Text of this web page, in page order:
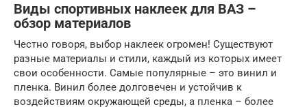
Виды спортивных наклеек для ВАЗ –
обзор материалов
Честно говоря, выбор наклеек огромен! Существуют
разные материалы и стили, каждый из которых имеет
свои особенности. Самые популярные – это винил и
пленка. Винил более долговечен и устойчив к
воздействиям окружающей среды, а пленка – более